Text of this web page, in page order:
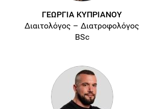
ΓΕΩΡΓΙΑ ΚΥΠΡΙΑΝΟΥ
Διαιτολόγος – Διατροφολόγος
BSc